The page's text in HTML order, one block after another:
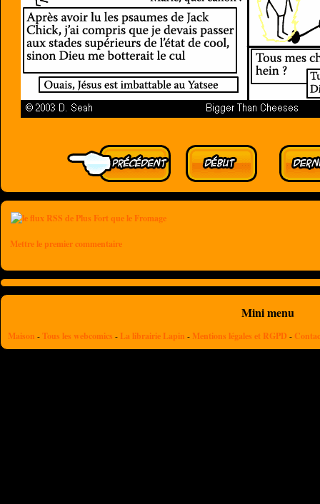
Mettre le premier commentaire
Mini menu
Maison -Tous les webcomics - La librairie Lapin - Mentions légales et RGPD -